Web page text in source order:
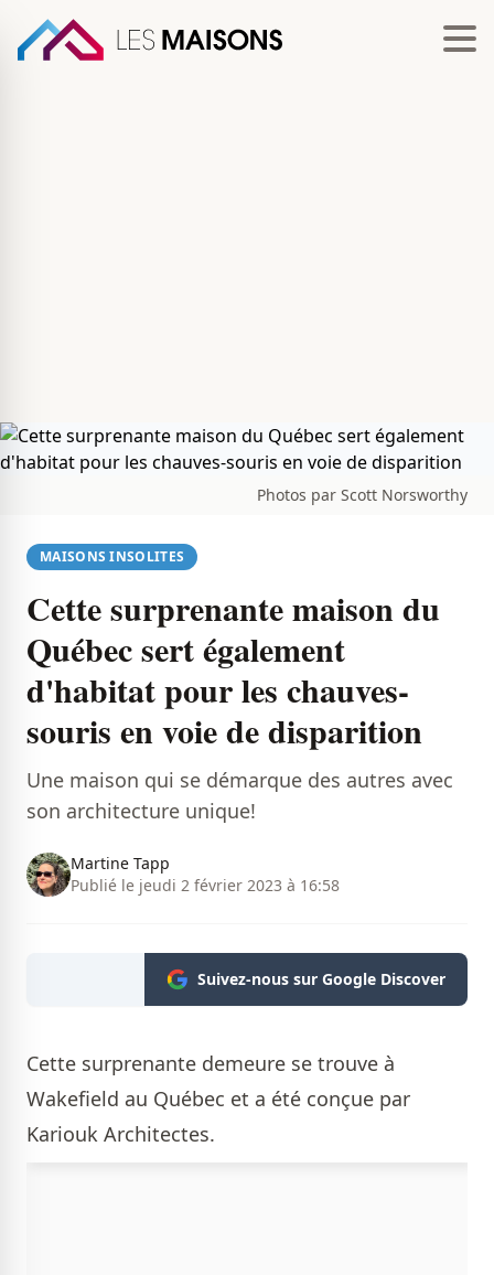
Photos par Scott Norsworthy
MAISONS INSOLITES
Cette surprenante maison du
Québec sert également
d'habitat pour les chauves-
souris en voie de disparition
Une maison qui se démarque des autres avec
son architecture unique!
Martine Tapp
Publié le jeudi 2 février 2023 à 16:58
Suivez-nous sur Google Discover
Cette surprenante demeure se trouve à
Wakefield au Québec et a été conçue par
Kariouk Architectes.